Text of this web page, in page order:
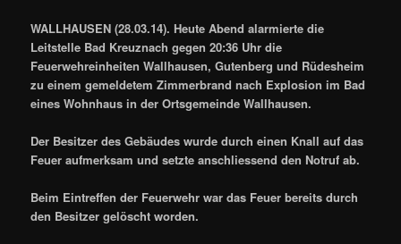
WALLHAUSEN (28.03.14). Heute Abend alarmierte die
Leitstelle Bad Kreuznach gegen 20:36 Uhr die
Feuerwehreinheiten Wallhausen, Gutenberg und Rüdesheim
zu einem gemeldetem Zimmerbrand nach Explosion im Bad
eines Wohnhaus in der Ortsgemeinde Wallhausen.
Der Besitzer des Gebäudes wurde durch einen Knall auf das
Feuer aufmerksam und setzte anschliessend den Notruf ab.
Beim Eintreffen der Feuerwehr war das Feuer bereits durch
den Besitzer gelöscht worden.